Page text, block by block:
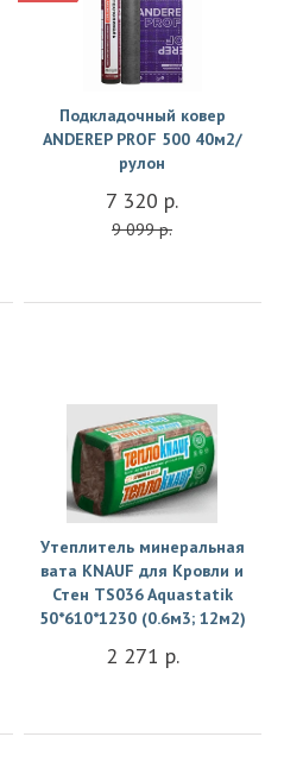
Подкладочный ковер
ANDEREP PROF 500 40м2/
рулон
7 320 р.
9 099 р.
Купить
Утеплитель минеральная
вата KNAUF для Кровли и
Стен TS036 Aquastatik
50*610*1230 (0.6м3; 12м2)
2 271 р.